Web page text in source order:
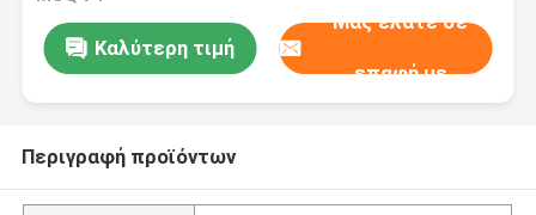
Καλύτερη τιμή
Μας ελάτε σε
επαφή με
Περιγραφή προϊόντων